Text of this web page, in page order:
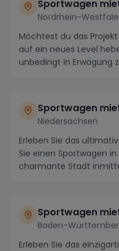
Sportwagen
Nordrhein-
Möchtest du das
auf ein neues Level
unbedingt in Erwägung
Sportwagen
Niedersachsen
Erleben Sie das
Sie einen Sportwagen
charmante Stadt
Sportwagen
Baden-
Erleben Sie das